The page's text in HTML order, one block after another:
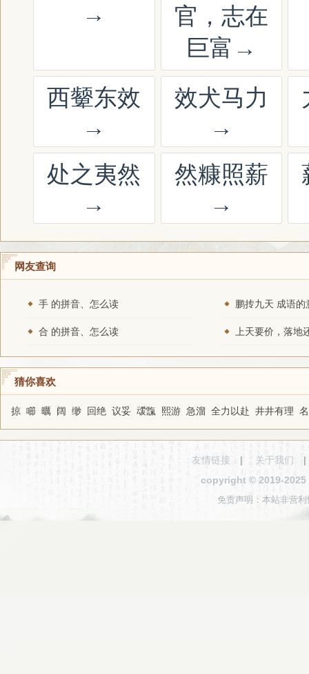
→
官，志在
巨富 →
西颦东效
→
效犬马力
→
处之夷然
→
然糠照薪
→
网友查询
手 的拼音、怎么读 鹏抟九天 成语的
合 的拼音、怎么读
猜你喜欢
掠 㘉 曞 阔 缈 回绝 议妥 叆霼 熙游 急溜 全力以赴 井井有理
友情链接 | 关于我们
copyright © 2019-2025
免责声明：本站非营